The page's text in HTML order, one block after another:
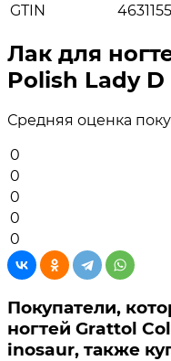
GTIN
Лак для
Polish Lady
Средняя оценка
0
0
0
0
0
Покупатели,
ногтей Grattol
inosaur, также